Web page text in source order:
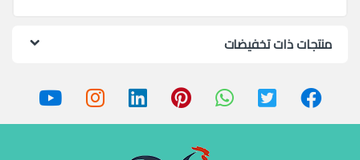
منتجات ذات تخفيضات